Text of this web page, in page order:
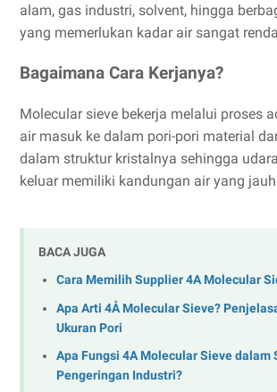
alam, gas industri, solvent, hingga
yang memerlukan kadar air sangat
Bagaimana Cara Kerjanya?
Molecular sieve bekerja melalui proses
air masuk ke dalam pori-pori material
dalam struktur kristalnya sehingga
keluar memiliki kandungan air yang
BACA JUGA
Cara Memilih Supplier 4A Molecular
Apa Arti 4Å Molecular Sieve?
Ukuran Pori
Apa Fungsi 4A Molecular Sieve dalam
Pengeringan Industri?